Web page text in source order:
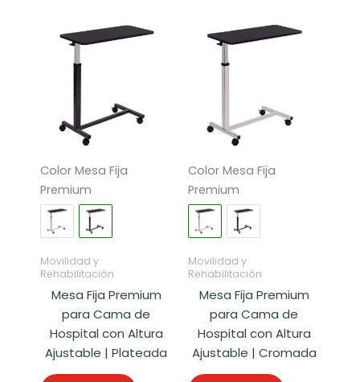
Color Mesa Fija
Premium
Movilidad y
Rehabilitación
Mesa Fija Premium
para Cama de
Hospital con Altura
Ajustable | Plateada
Color Mesa Fija
Premium
Movilidad y
Rehabilitación
Mesa Fija Premium
para Cama de
Hospital con Altura
Ajustable | Cromada